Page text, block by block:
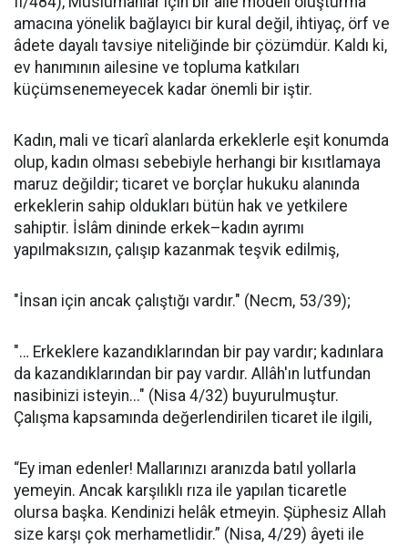
amacına yönelik bağlayıcı bir kural değil, ihtiyaç, örf ve
âdete dayalı tavsiye niteliğinde bir çözümdür. Kaldı ki,
ev hanımının ailesine ve topluma katkıları
küçümsenemeyecek kadar önemli bir iştir.
Kadın, mali ve ticarî alanlarda erkeklerle eşit konumda
olup, kadın olması sebebiyle herhangi bir kısıtlamaya
maruz değildir; ticaret ve borçlar hukuku alanında
erkeklerin sahip oldukları bütün hak ve yetkilere
sahiptir. İslâm dininde erkek–kadın ayrımı
yapılmaksızın, çalışıp kazanmak teşvik edilmiş,
"İnsan için ancak çalıştığı vardır." (Necm, 53/39);
"… Erkeklere kazandıklarından bir pay vardır; kadınlara
da kazandıklarından bir pay vardır. Allâh'ın lutfundan
nasibinizi isteyin..." (Nisa 4/32) buyurulmuştur.
Çalışma kapsamında değerlendirilen ticaret ile ilgili,
“Ey iman edenler! Mallarınızı aranızda batıl yollarla
yemeyin. Ancak karşılıklı rıza ile yapılan ticaretle
olursa başka. Kendinizi helâk etmeyin. Şüphesiz Allah
size karşı çok merhametlidir.” (Nisa, 4/29) âyeti ile